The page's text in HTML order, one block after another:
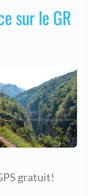
sur le GR
gratuit!